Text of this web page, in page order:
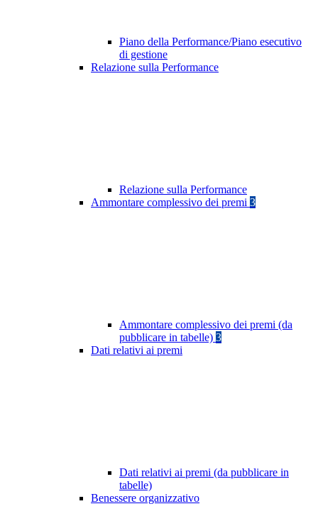
Piano della Performance/Piano esecutivo
di gestione
Relazione sulla Performance
Relazione sulla Performance
Ammontare complessivo dei premi 3
Ammontare complessivo dei premi (da
pubblicare in tabelle) 3
Dati relativi ai premi
Dati relativi ai premi (da pubblicare in
tabelle)
Benessere organizzativo